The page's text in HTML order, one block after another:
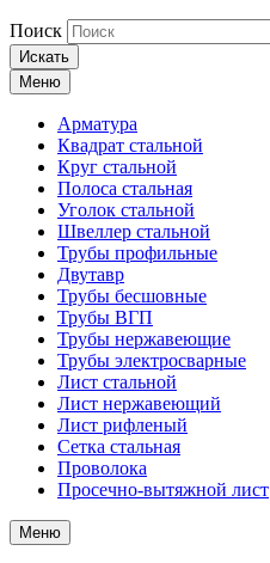
Поиск
Искать
Меню
Арматура
Квадрат стальной
Круг стальной
Полоса стальная
Уголок стальной
Швеллер стальной
Трубы профильные
Двутавр
Трубы бесшовные
Трубы ВГП
Трубы нержавеющие
Трубы электросварные
Лист стальной
Лист нержавеющий
Лист рифленый
Сетка стальная
Проволока
Просечно-вытяжной лист
Меню